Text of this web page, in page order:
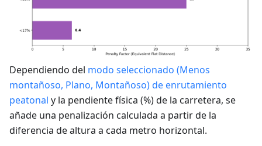
Dependiendo del modo seleccionado (Menos
montañoso, Plano, Montañoso) de enrutamiento
peatonal y la pendiente física (%) de la carretera, se
añade una penalización calculada a partir de la
diferencia de altura a cada metro horizontal.